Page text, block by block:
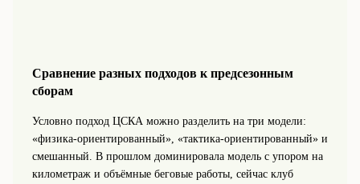
Сравнение разных подходов к предсезонным
сборам
Условно подход ЦСКА можно разделить на три модели:
«физика‑ориентированный», «тактика‑ориентированный» и
смешанный. В прошлом доминировала модель с упором на
километраж и объёмные беговые работы, сейчас клуб